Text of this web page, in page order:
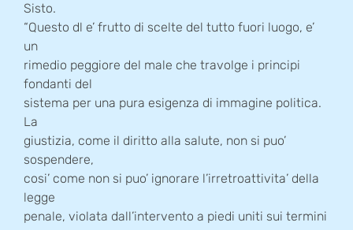
Sisto.
“Questo dl e’ frutto di scelte del tutto fuori luogo, e’
un
rimedio peggiore del male che travolge i principi
fondanti del
sistema per una pura esigenza di immagine politica.
La
giustizia, come il diritto alla salute, non si puo’
sospendere,
cosi’ come non si puo’ ignorare l’irretroattivita’ della
legge
penale, violata dall’intervento a piedi uniti sui termini